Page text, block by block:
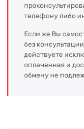
телефону либо
Если же Вы
без
действуете
оплаченная и
обмену не